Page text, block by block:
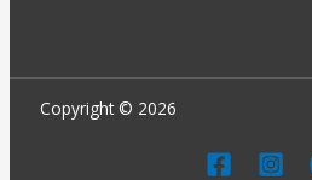
Copyright © 2026